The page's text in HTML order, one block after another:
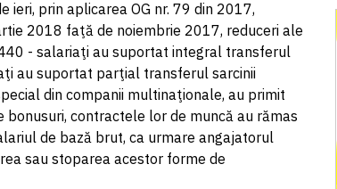
ieri, prin aplicarea OG nr. 79 din 2017,
2018 faţă de noiembrie 2017, reduceri ale
- salariaţi au suportat integral transferul
au suportat parţial transferul sarcinii
din companii multinaţionale, au primit
contractele lor de muncă au rămas
de bază brut, ca urmare angajatorul
sau stoparea acestor forme de